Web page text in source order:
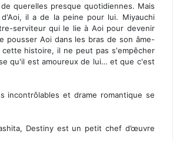
querelles presque quotidiennes. Mais
il a de la peine pour lui. Miyauchi
serviteur qui le lie à Aoi pour devenir
pousser Aoi dans les bras de son âme-
histoire, il ne peut pas s'empêcher
qu'il est amoureux de lui… et que c'est
incontrôlables et drame romantique se
Destiny est un petit chef d’œuvre